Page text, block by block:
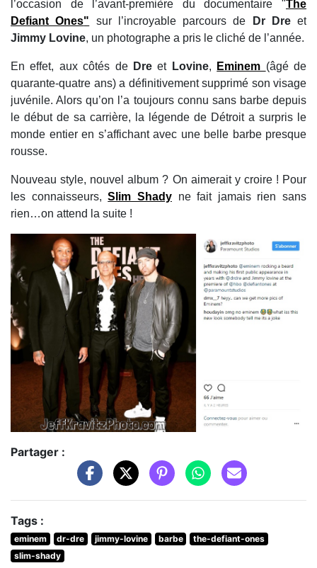
l’occasion de l’avant-première du documentaire "The
Defiant Ones" sur l’incroyable parcours de Dr Dreet
Jimmy Lovine, un photographe a pris le cliché de l’année.
En effet, aux côtés de Dreet Lovine, Eminem (âgé de
quarante-quatre ans) a définitivement supprimé son visage
juvénile. Alors qu’on l’a toujours connu sans barbe depuis
le début de sa carrière, la légende de Détroit a surpris le
monde entier en s’affichant avec une belle barbe presque
rousse.
Nouveau style, nouvel album ? On aimerait y croire ! Pour
les connaisseurs,Slim Shady ne fait jamais rien sans
rien…on attend la suite !
Partager :
Tags :
eminem dr-dre jimmy-lovine barbe
the-defiant-ones
slim-shady